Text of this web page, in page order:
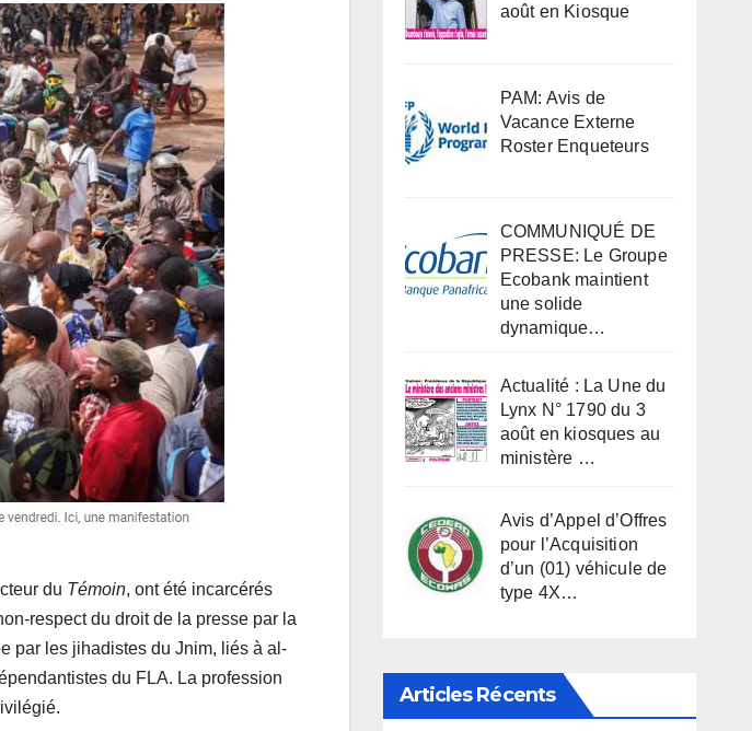
du Témoin, ont été incarcérés
respect du droit de la presse par la
par les jihadistes du Jnim, liés à al-
du FLA. La profession
août en Kiosque
PAM: Avis de
Vacance Externe
Roster Enqueteurs
COMMUNIQUÉ DE
PRESSE: Le Groupe
Ecobank maintient
une solide
dynamique…
Actualité : La Une du
Lynx N° 1790 du 3
août en kiosques au
ministère …
Avis d’Appel d’Offres
pour l’Acquisition
d’un (01) véhicule de
type 4X…
Articles Récents